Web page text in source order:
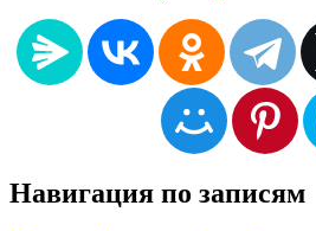
Навигация по записям